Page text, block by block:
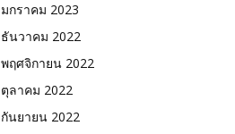
มกราคม 2023
ธันวาคม 2022
พฤศจิกายน 2022
ตุลาคม 2022
กันยายน 2022